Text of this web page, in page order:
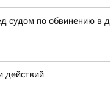
судом по обвинению в
действий